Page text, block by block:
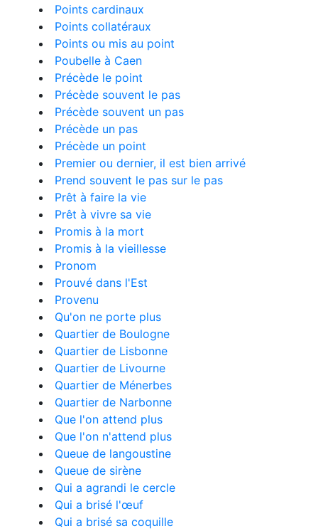
Points cardinaux
Points collatéraux
Points ou mis au point
Poubelle à Caen
Précède le point
Précède souvent le pas
Précède souvent un pas
Précède un pas
Précède un point
Premier ou dernier, il est bien arrivé
Prend souvent le pas sur le pas
Prêt à faire la vie
Prêt à vivre sa vie
Promis à la mort
Promis à la vieillesse
Pronom
Prouvé dans l'Est
Provenu
Qu'on ne porte plus
Quartier de Boulogne
Quartier de Lisbonne
Quartier de Livourne
Quartier de Ménerbes
Quartier de Narbonne
Que l'on attend plus
Que l'on n'attend plus
Queue de langoustine
Queue de sirène
Qui a agrandi le cercle
Qui a brisé l'œuf
Qui a brisé sa coquille